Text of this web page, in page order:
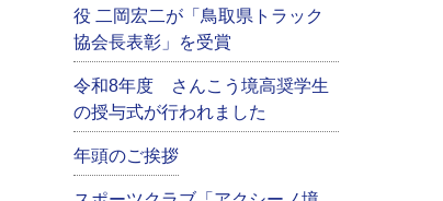
役 二岡宏二が「鳥取県トラック
協会長表彰」を受賞
令和8年度 さんこう境高奨学生
の授与式が行われました
年頭のご挨拶